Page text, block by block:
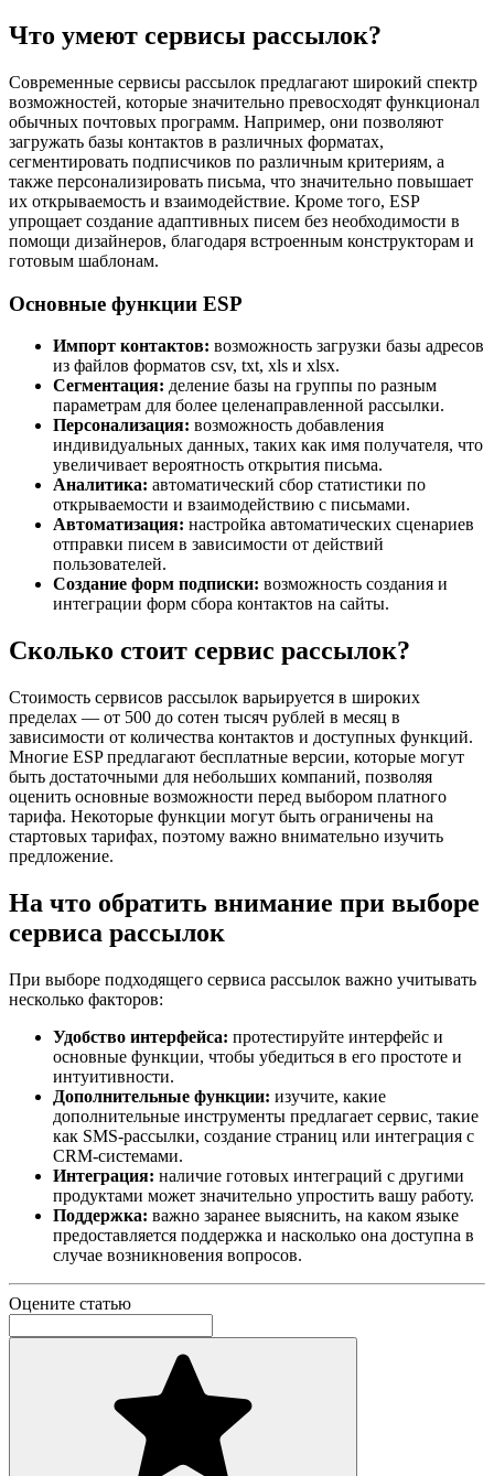
Что умеют сервисы рассылок?
Современные сервисы рассылок предлагают широкий спектр
возможностей, которые значительно превосходят функционал
обычных почтовых программ. Например, они позволяют
загружать базы контактов в различных форматах,
сегментировать подписчиков по различным критериям, а
также персонализировать письма, что значительно повышает
их открываемость и взаимодействие. Кроме того, ESP
упрощает создание адаптивных писем без необходимости в
помощи дизайнеров, благодаря встроенным конструкторам и
готовым шаблонам.
Основные функции ESP
Импорт контактов: возможность загрузки базы адресов
из файлов форматов csv, txt, xls и xlsx.
Сегментация: деление базы на группы по разным
параметрам для более целенаправленной рассылки.
Персонализация: возможность добавления
индивидуальных данных, таких как имя получателя, что
увеличивает вероятность открытия письма.
Аналитика: автоматический сбор статистики по
открываемости и взаимодействию с письмами.
Автоматизация: настройка автоматических сценариев
отправки писем в зависимости от действий
пользователей.
Создание форм подписки: возможность создания и
интеграции форм сбора контактов на сайты.
Сколько стоит сервис рассылок?
Стоимость сервисов рассылок варьируется в широких
пределах — от 500 до сотен тысяч рублей в месяц в
зависимости от количества контактов и доступных функций.
Многие ESP предлагают бесплатные версии, которые могут
быть достаточными для небольших компаний, позволяя
оценить основные возможности перед выбором платного
тарифа. Некоторые функции могут быть ограничены на
стартовых тарифах, поэтому важно внимательно изучить
предложение.
На что обратить внимание при выборе
сервиса рассылок
При выборе подходящего сервиса рассылок важно учитывать
несколько факторов:
Удобство интерфейса: протестируйте интерфейс и
основные функции, чтобы убедиться в его простоте и
интуитивности.
Дополнительные функции: изучите, какие
дополнительные инструменты предлагает сервис, такие
как SMS-рассылки, создание страниц или интеграция с
CRM-системами.
Интеграция: наличие готовых интеграций с другими
продуктами может значительно упростить вашу работу.
Поддержка: важно заранее выяснить, на каком языке
предоставляется поддержка и насколько она доступна в
случае возникновения вопросов.
Оцените статью